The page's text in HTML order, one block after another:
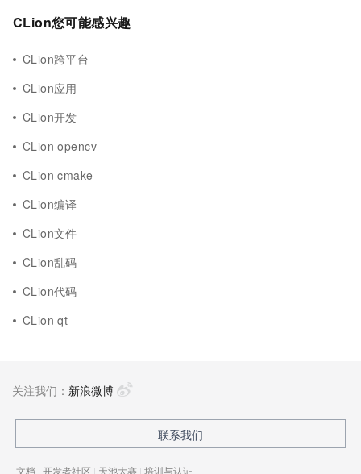
CLion您可能感兴趣
CLion跨平台
CLion应用
CLion开发
CLion opencv
CLion cmake
CLion编译
CLion文件
CLion乱码
CLion代码
CLion qt
关注我们： 新浪微博
联系我们
文档 | 开发者社区 | 天池大赛 | 培训与认证